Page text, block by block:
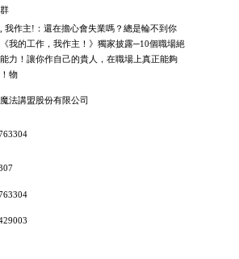
我作主!：還在擔心會失業嗎？總是輪不到你
我的工作，我作主！》獨家披露─10個職場絕
力！讓你作自己的貴人，在職場上真正能夠
物
法講盟股份有限公司